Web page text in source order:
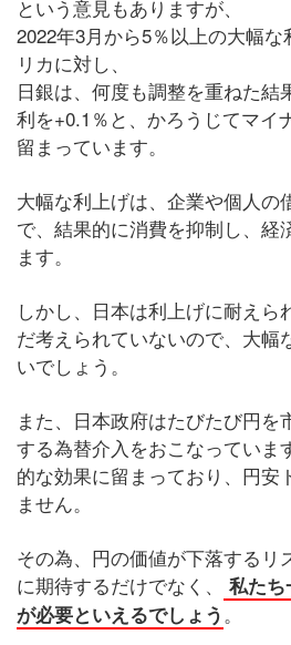
という意見もありますが、
2022年3月から5％以上の大幅
リカに対し、
日銀は、何度も調整を重ねた結
利を+0.1％と、かろうじてマイ
留まっています。
大幅な利上げは、企業や個人の
で、結果的に消費を抑制し、経
ます。
しかし、日本は利上げに耐えら
だ考えられていないので、大幅
いでしょう。
また、日本政府はたびたび円を
する為替介入をおこなっていま
的な効果に留まっており、円安
ません。
その為、円の価値が下落するリ
に期待するだけでなく、
私たち
が必要といえるでしょう。